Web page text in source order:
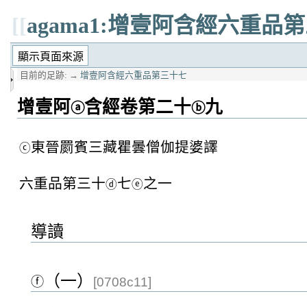
[[agama1:增壹阿含經六重品
目前的足跡: → 增壹阿含經六重品第三十七
增壹阿 ⓐ含經卷第二十ⓑ九
ⓒ東晉罽賓三藏瞿曇僧伽提婆譯
六重品第三十ⓓ七ⓔ之一
導讀
ⓕ （一） [0708c11]